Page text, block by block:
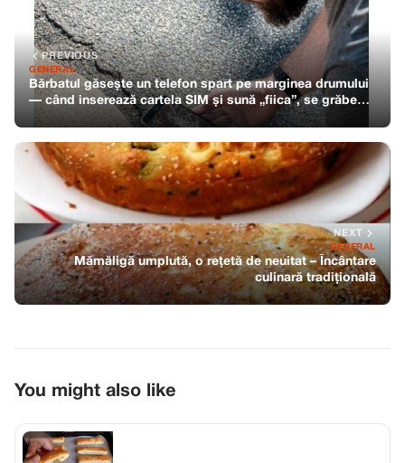
PREVIOUS
GENERAL
Bărbatul găsește un telefon spart pe marginea drumului
— când inserează cartela SIM și sună „fiica”, se grăbește
să ajute.
NEXT
GENERAL
Mămăligă umplută, o rețetă de neuitat – Încântare
culinară tradițională
You might also like